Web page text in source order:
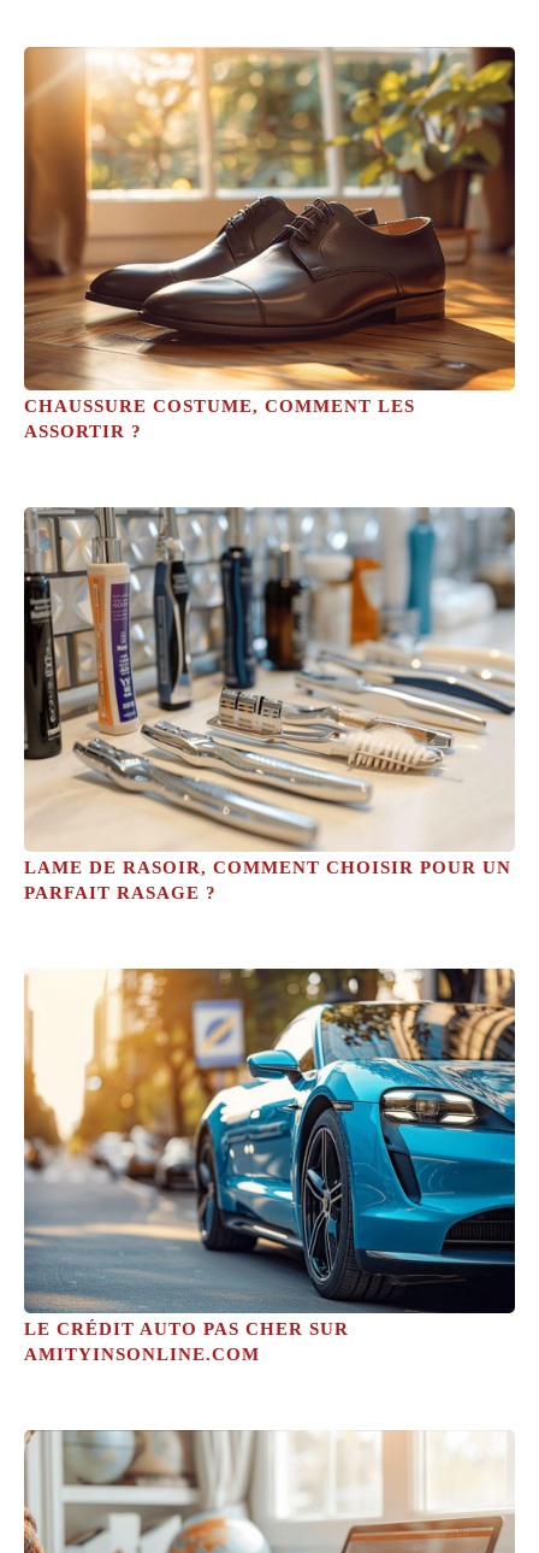
CHAUSSURE COSTUME, COMMENT LES
ASSORTIR ?
LAME DE RASOIR, COMMENT CHOISIR POUR UN
PARFAIT RASAGE ?
LE CRÉDIT AUTO PAS CHER SUR
AMITYINSONLINE.COM